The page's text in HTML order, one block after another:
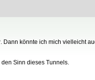
könnte ich mich vielleicht
Sinn dieses Tunnels.